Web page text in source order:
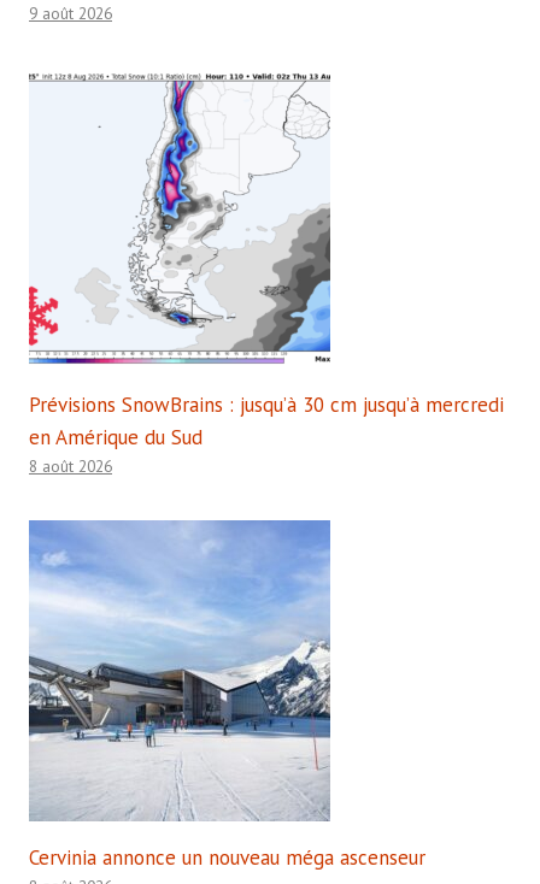
9 août 2026
Prévisions SnowBrains : jusqu’à 30 cm jusqu’à mercredi
en Amérique du Sud
8 août 2026
Cervinia annonce un nouveau méga ascenseur